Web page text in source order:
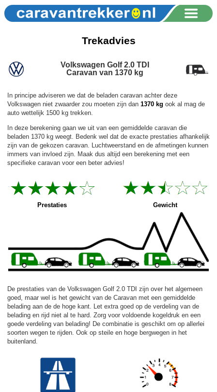
Trekadvies
Volkswagen Golf 2.0 TDI
Caravan van 1370 kg
In principe adviseren we dat de beladen caravan achter deze
Volkswagen niet zwaarder zou moeten zijn dan 1370 kg ook al mag de
auto wettelijk 1500 kg trekken.
In deze berekening gaan we uit van een gemiddelde caravan die
beladen 1370 kg weegt. Bedenk wel dat de exacte prestaties afhankelijk
zijn van de gekozen caravan. Luchtweerstand en de afmetingen kunnen
immers van invloed zijn. Maak dus altijd een berekening met een
specifieke caravan voor een beter advies!
Prestaties Gewicht
De prestaties van de Volkswagen Golf 2.0 TDI zijn over het algemeen
goed, maar wel is het gewicht van de Caravan met een gemiddelde
belading aan de de hoge kant. Let extra goed op de verdeling van de
belading en rijd niet al te hard. Zorg voor voldoende kogeldruk en een
goede verdeling van belading! De combinatie is geschikt om op allerlei
soorten wegen te rijden. Ook op steile en hoge bergwegen in het
buitenland.